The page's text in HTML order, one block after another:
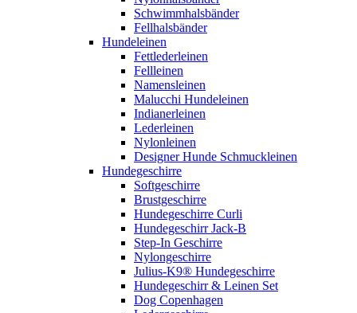
Schwimmhalsbänder
Fellhalsbänder
Hundeleinen
Fettlederleinen
Fellleinen
Namensleinen
Malucchi Hundeleinen
Indianerleinen
Lederleinen
Nylonleinen
Designer Hunde Schmuckleinen
Hundegeschirre
Softgeschirre
Brustgeschirre
Hundegeschirre Curli
Hundegeschirr Jack-B
Step-In Geschirre
Nylongeschirre
Julius-K9® Hundegeschirre
Hundegeschirr & Leinen Set
Dog Copenhagen